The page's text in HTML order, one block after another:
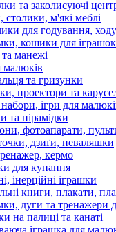
та заколисуючі
столики, м'які меблі
для годування,
кошики для іграшок
манежі
малюків
та гризунки
проектори та
набори, ігри для
та пірамідки
фотоапарати,
дзиґи, неваляшки
кермо
для купання
інерційні іграшки
книги, плакати,
дуги та тренажери
на палиці та канаті
іграшка для